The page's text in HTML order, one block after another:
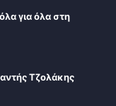
για όλα στη
Τζολάκης